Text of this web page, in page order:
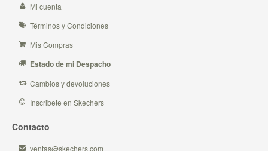
Mi cuenta
Términos y Condiciones
Mis Compras
Estado de mi Despacho
Cambios y devoluciones
Inscribete en Skechers
Contacto
ventas@skechers.com